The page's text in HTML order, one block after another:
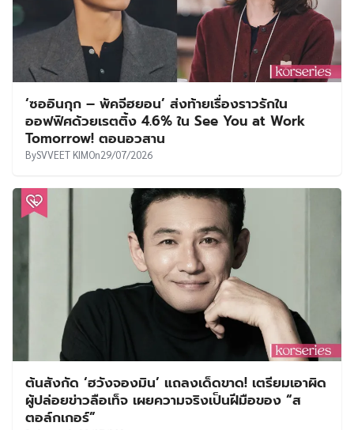
‘ซออินกุก – พัคจีฮยอน’ ส่งท้ายเรื่องราวรักใน
ออฟฟิศด้วยเรตติ้ง 4.6% ใน See You at Work
Tomorrow! ตอนอวสาน
BySVVEET KIMOn29/07/2026
ต้นสังกัด ‘ฮวังจองมิน’ แถลงเด็ดขาด! เตรียมเอาผิด
ผู้ปล่อยข่าวลือเท็จ เผยความจริงเป็นฝีมือของ “ส
ตอล์กเกอร์”